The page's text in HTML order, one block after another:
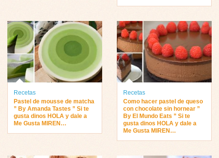
Recetas
Pastel de mousse de matcha
” By Amanda Tastes ” Si te
gusta dinos HOLA y dale a
Me Gusta MIREN…
Recetas
Como hacer pastel de queso
con chocolate sin hornear ”
By El Mundo Eats ” Si te
gusta dinos HOLA y dale a
Me Gusta MIREN…